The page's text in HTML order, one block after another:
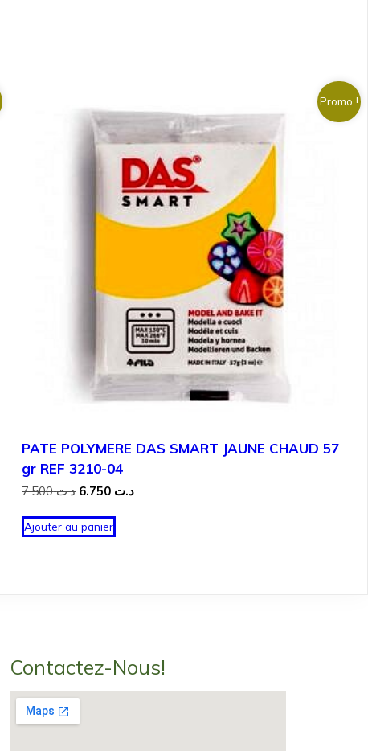
Promo !
PATE POLYMERE DAS SMART JAUNE CHAUD 57
gr REF 3210-04
د.ت7.500
Le
initial
était :
د.تLe
Ajouter au panier
Contactez-Nous!